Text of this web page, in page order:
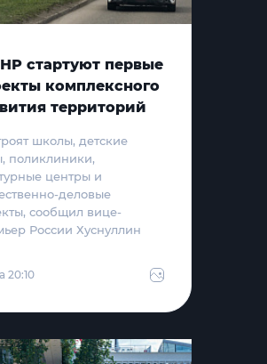
стартуют первые
комплексного
территорий
школы, детские
поликлиники,
центры и
деловые
сообщил вице-
России Хуснуллин
20:10